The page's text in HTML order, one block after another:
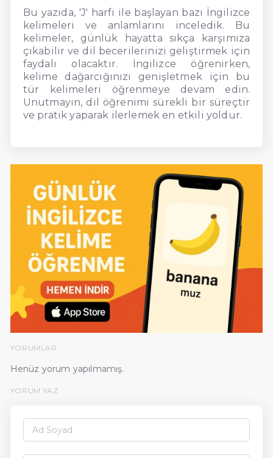
Bu yazıda, 'J' harfi ile başlayan bazı İngilizce
kelimeleri ve anlamlarını inceledik. Bu
kelimeler, günlük hayatta sıkça karşımıza
çıkabilir ve dil becerilerinizi geliştirmek için
faydalı olacaktır. İngilizce öğrenirken,
kelime dağarcığınızı genişletmek için bu
tür kelimeleri öğrenmeye devam edin.
Unutmayın, dil öğrenimi sürekli bir süreçtir
ve pratik yaparak ilerlemek en etkili yoldur.
YORUMLAR
Henüz yorum yapılmamış.
YORUM YAZ